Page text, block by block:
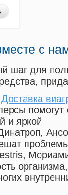
с
шаг для
Доставка
помогут
и яркой